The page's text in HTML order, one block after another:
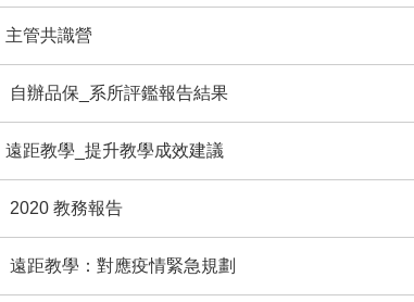
主管共識營
自辦品保_系所評鑑報告結果
遠距教學_提升教學成效建議
2020 教務報告
遠距教學：對應疫情緊急規劃